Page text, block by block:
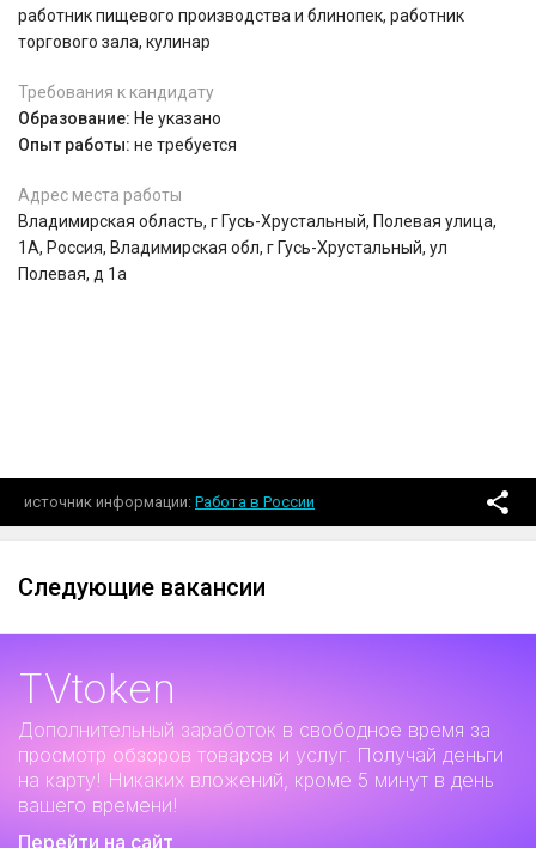
работник пищевого производства и блинопек, работник
торгового зала, кулинар
Требования к кандидату
Образование: Не указано
Опыт работы: не требуется
Адрес места работы
Владимирская область, г Гусь-Хрустальный, Полевая улица,
1А, Россия, Владимирская обл, г Гусь-Хрустальный, ул
Полевая, д 1а
источник информации Работа в России
Следующие вакансии
TVtoken
Дополнительный заработок в свободное время за
просмотр обзоров товаров и услуг. Получай деньги
на карту! Никаких вложений, кроме 5 минут в день
вашего времени!
Перейти на сайт